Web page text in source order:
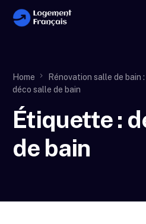
Home
Rénovation salle de bain
déco salle de bain
Étiquette :
de bain